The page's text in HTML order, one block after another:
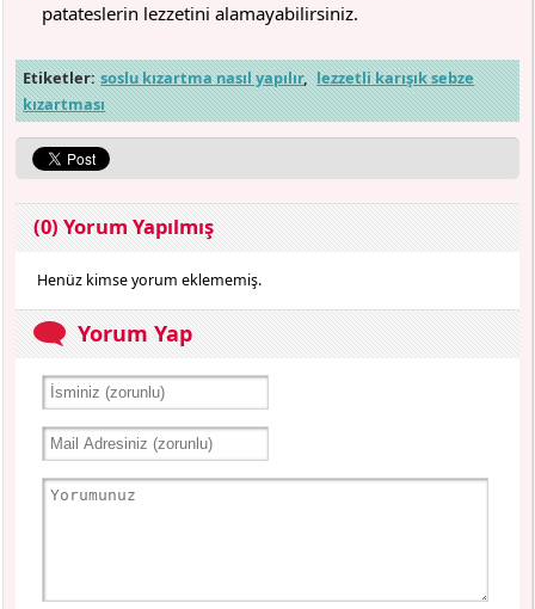
patateslerin lezzetini alamayabilirsiniz.
Etiketler: soslu kızartma nasıl yapılır, lezzetli karışık sebze
kızartması
(0) Yorum Yapılmış
Henüz kimse yorum eklememiş.
Yorum Yap